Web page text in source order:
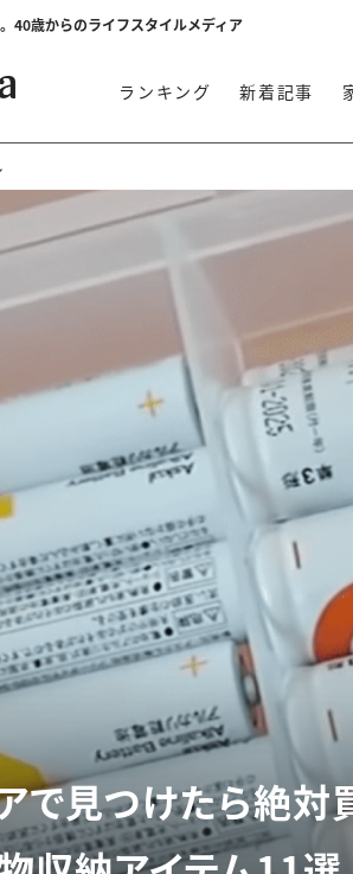
40歳からのライフスタイルメディア
ランキング 新着記事
で見つけたら絶対